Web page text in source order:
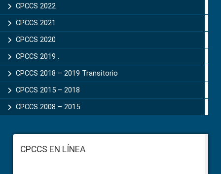
CPCCS 2022
CPCCS 2021
CPCCS 2020
CPCCS 2019 .
CPCCS 2018 – 2019 Transitorio
CPCCS 2015 – 2018
CPCCS 2008 – 2015
FooterCPCCS EN LÍNEA